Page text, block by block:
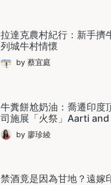
拉達克農村紀行：新手擠
列城牛村情懷
by 蔡宜庭
牛糞餅尬奶油：喬遷印度
司施展「火祭」Aarti
by 廖珍綾
禁酒竟是因為甘地？遠嫁